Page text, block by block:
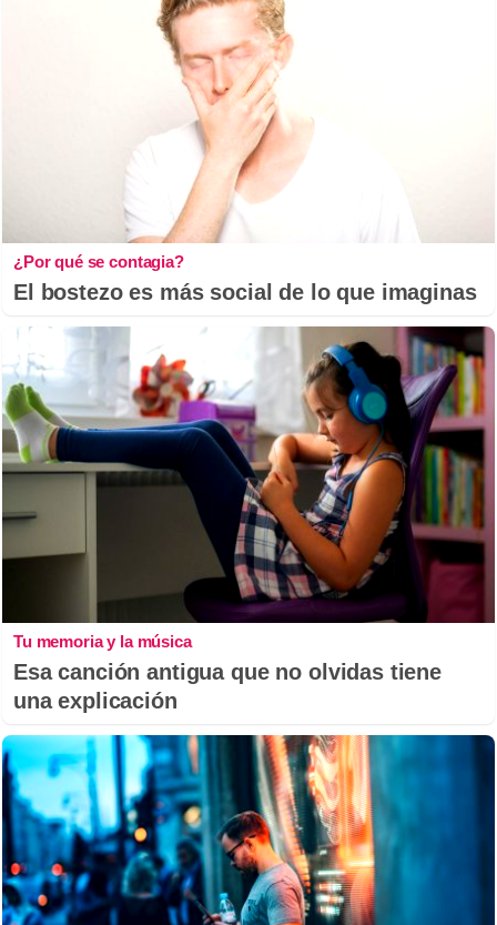
¿Por qué se contagia?
El bostezo es más social de lo que imaginas
Tu memoria y la música
Esa canción antigua que no olvidas tiene
una explicación